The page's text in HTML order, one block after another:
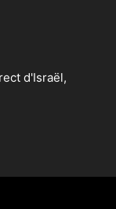
d'Israël,